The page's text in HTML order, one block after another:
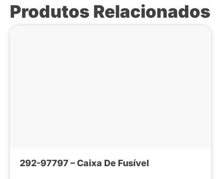
Produtos Relacionados
292-97797 – Caixa De Fusível